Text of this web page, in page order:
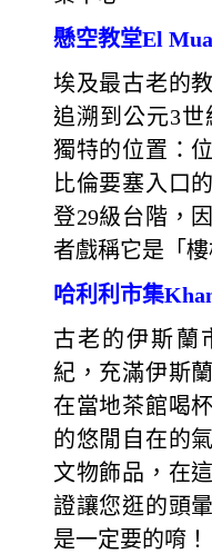
懸空教堂El
埃及最古老的
追溯到公元3
獨特的位置：
比倫要塞入口
登29級台階，
者戲稱它是「樓
哈利利市集
古老的伊斯蘭
紀，充滿伊斯
在當地茶館喝
的悠閒自在的
文物飾品，在
證讓您逛的頭
是一定要的唷！